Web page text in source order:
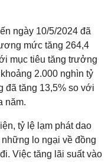
ngày 10/5/2024 đã
mức tăng 264,4
mục tiêu tăng trưởng
2.000 nghìn tỷ
đã tăng 13,5% so với
năm.
tỷ lệ lạm phát dao
lo ngại về đồng
Việc tăng lãi suất vào